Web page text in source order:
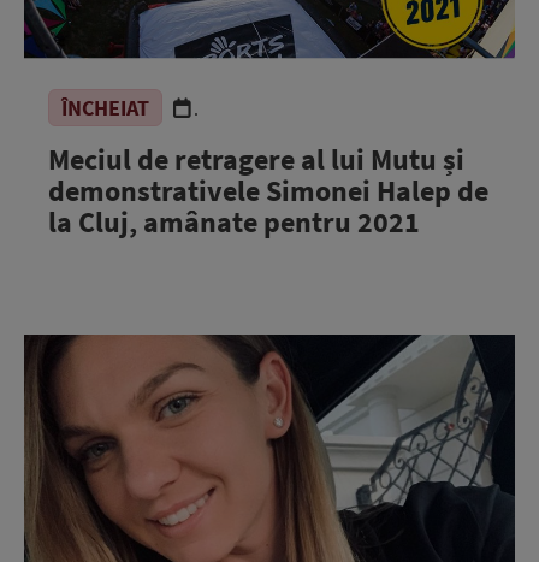
ÎNCHEIAT .
Meciul de retragere al lui Mutu și
demonstrativele Simonei Halep de
la Cluj, amânate pentru 2021